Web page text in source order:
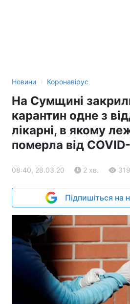
Новини › Коронавірус
На Сумщині
карантин одне з
лікарні, в якому
померла від
08:40, 28.03.20 2 хв.
Підпишіться на